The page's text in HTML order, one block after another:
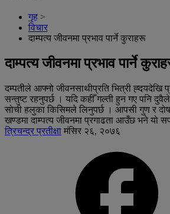
गृह >
विचार
दाम्पत्य जीवनमा प्रभाव पार्ने कुराहरू
दाम्पत्य जीवनमा प्रभाव पार्ने
दम्पतीले आफ्नो जीवनसाथीप्रति भित्री ह्दयदेखि
सन्तुष्ट रहनुपर्छ । यदि कहीँ गल्ती हुन गए पनि
सोची हलुका किसिमले लिनुपर्छ । आपसी गुण र
खण्डमा दाम्पत्य जीवनमा प्रगाढता आउँछ भने यो
त्रिचन्द्र प्रतीक्षा मंसिर २६, २०७६